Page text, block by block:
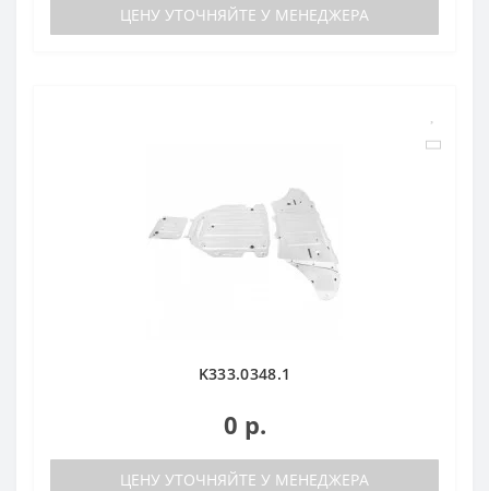
ЦЕНУ УТОЧНЯЙТЕ У МЕНЕДЖЕРА
K333.0348.1
0 р.
ЦЕНУ УТОЧНЯЙТЕ У МЕНЕДЖЕРА